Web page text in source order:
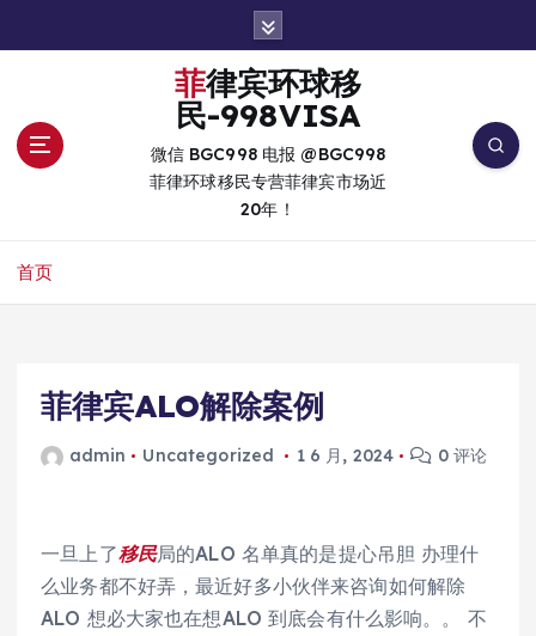
菲律宾环球移
民-998VISA
微信 BGC998 电报 @BGC998
菲律环球移民专营菲律宾市场近
20年！
首页
菲律宾ALO解除案例
admin Uncategorized 1 6 月, 2024 0 评论
一旦上了移民局的ALO 名单真的是提心吊胆 办理什
么业务都不好弄，最近好多小伙伴来咨询如何解除
ALO 想必大家也在想ALO 到底会有什么影响。。 不